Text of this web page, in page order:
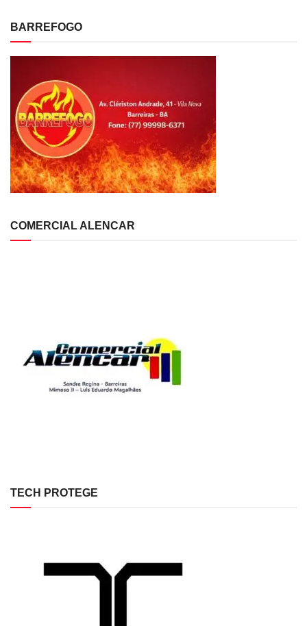
BARREFOGO
COMERCIAL ALENCAR
TECH PROTEGE